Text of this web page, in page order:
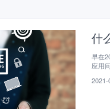
什
早在
应用问
2021-